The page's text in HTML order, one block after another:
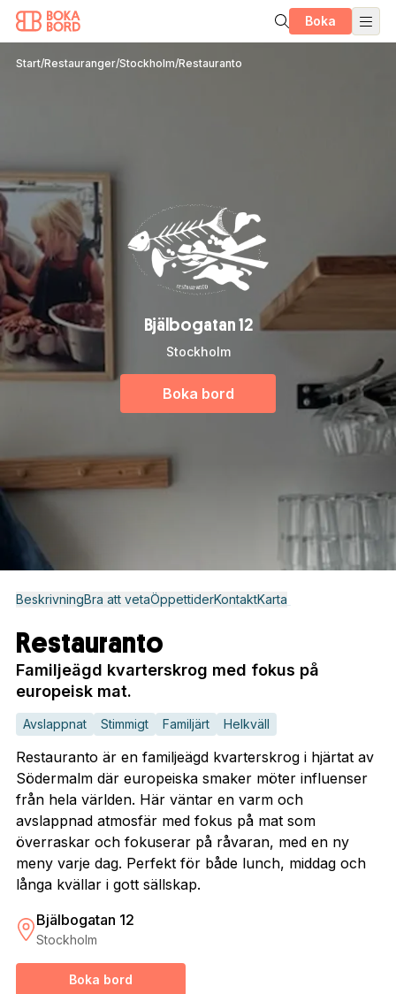
Boka
Start/Restauranger/Stockholm/Restauranto
Bjälbogatan 12
Stockholm
Boka bord
BeskrivningBra att vetaÖppettiderKontaktKarta
Restauranto
Familjeägd kvarterskrog med fokus på
europeisk mat.
Avslappnat Stimmigt Familjärt Helkväll
Restauranto är en familjeägd kvarterskrog i hjärtat av
Södermalm där europeiska smaker möter influenser
från hela världen. Här väntar en varm och
avslappnad atmosfär med fokus på mat som
överraskar och fokuserar på råvaran, med en ny
meny varje dag. Perfekt för både lunch, middag och
långa kvällar i gott sällskap.
Bjälbogatan 12
Stockholm
Boka bord